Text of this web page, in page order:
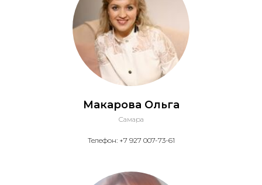
Макарова Ольга
Самара
Телефон: +7 927 007-73-61